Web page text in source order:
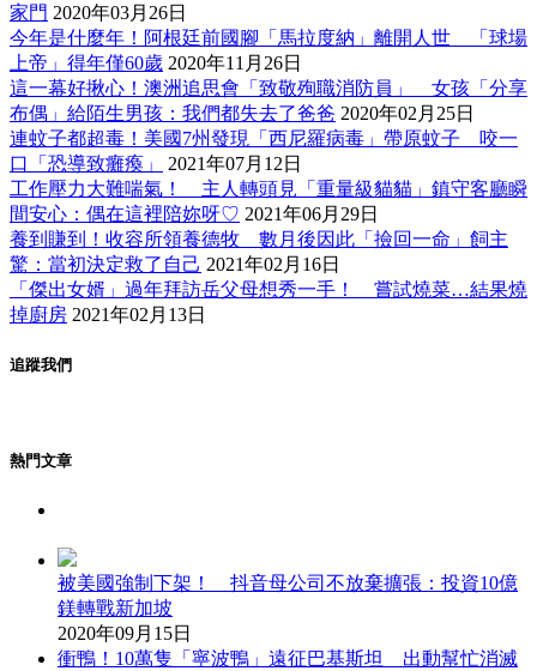
家門 2020年03月26日
今年是什麼年！阿根廷前國腳「馬拉度納」離開人世 「球場
上帝」得年僅60歲 2020年11月26日
這一幕好揪心！澳洲追思會「致敬殉職消防員」 女孩「分享
布偶」給陌生男孩：我們都失去了爸爸 2020年02月25日
連蚊子都超毒！美國7州發現「西尼羅病毒」帶原蚊子 咬一
口「恐導致癱瘓」
2021年07月12日
工作壓力大難喘氣！ 主人轉頭見「重量級貓貓」鎮守客廳瞬
間安心：偶在這裡陪妳呀♡ 2021年06月29日
養到賺到！收容所領養德牧 數月後因此「撿回一命」飼主
驚：當初決定救了自己 2021年02月16日
「傑出女婿」過年拜訪岳父母想秀一手！ 嘗試燒菜…結果燒
掉廚房 2021年02月13日
追蹤我們
熱門文章
被美國強制下架！ 抖音母公司不放棄擴張：投資10億
鎂轉戰新加坡
2020年09月15日
衝鴨！10萬隻「寧波鴨」遠征巴基斯坦 出動幫忙消滅